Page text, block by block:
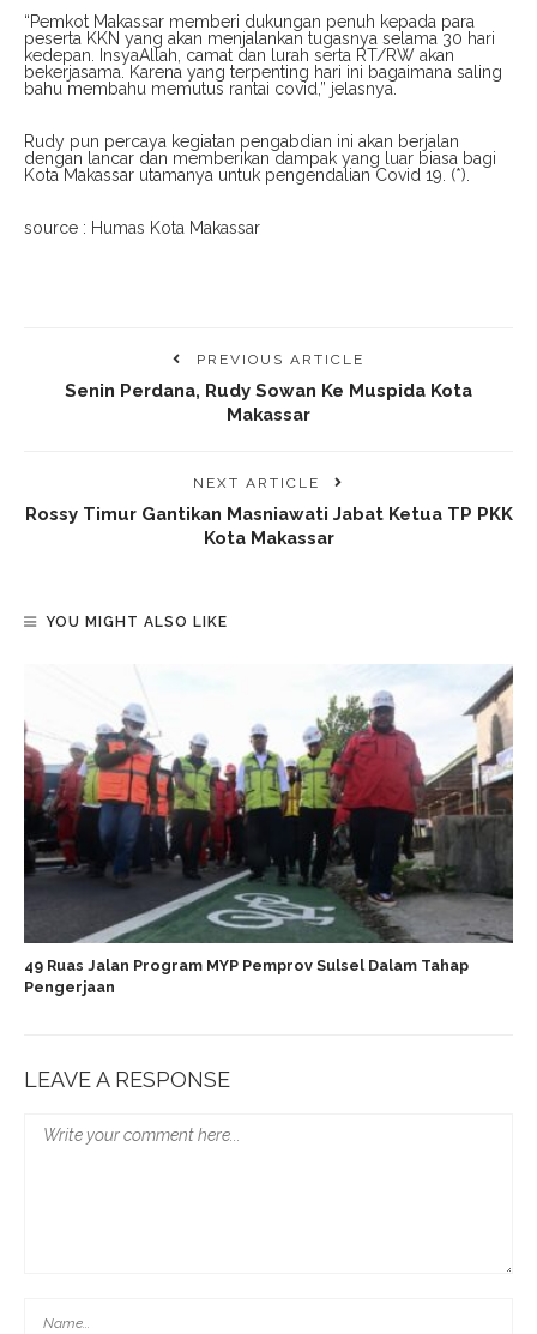
“Pemkot Makassar memberi dukungan penuh kepada para
peserta KKN yang akan menjalankan tugasnya selama 30 hari
kedepan. InsyaAllah, camat dan lurah serta RT/RW akan
bekerjasama. Karena yang terpenting hari ini bagaimana saling
bahu membahu memutus rantai covid,” jelasnya.
Rudy pun percaya kegiatan pengabdian ini akan berjalan
dengan lancar dan memberikan dampak yang luar biasa bagi
Kota Makassar utamanya untuk pengendalian Covid 19. (*).
source : Humas Kota Makassar
PREVIOUS ARTICLE
Senin Perdana, Rudy Sowan Ke Muspida Kota
Makassar
NEXT ARTICLE
Rossy Timur Gantikan Masniawati Jabat Ketua TP PKK
Kota Makassar
YOU MIGHT ALSO LIKE
49 Ruas Jalan Program MYP Pemprov Sulsel Dalam Tahap
Pengerjaan
LEAVE A RESPONSE